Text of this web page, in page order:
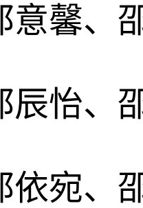
馨、
怡、
宛、